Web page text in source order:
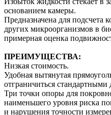
основанием камеры.
Предназначена для подсчета
других микроорганизмов в
примерная оценка
ПРЕИМУЩЕСТВА:
Низкая стоимость.
Удобная вытянутая
отграничиться стандартными
Три точки опоры для
наименьшего уровня риска
и нарушения точности